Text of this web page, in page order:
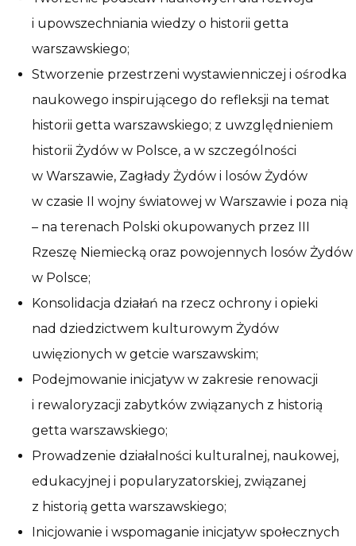
i upowszechniania wiedzy o historii getta
warszawskiego;
Stworzenie przestrzeni wystawienniczej i ośrodka
naukowego inspirującego do refleksji na temat
historii getta warszawskiego; z uwzględnieniem
historii Żydów w Polsce, a w szczególności
w Warszawie, Zagłady Żydów i losów Żydów
w czasie II wojny światowej w Warszawie i poza nią
– na terenach Polski okupowanych przez III
Rzeszę Niemiecką oraz powojennych losów Żydów
w Polsce;
Konsolidacja działań na rzecz ochrony i opieki
nad dziedzictwem kulturowym Żydów
uwięzionych w getcie warszawskim;
Podejmowanie inicjatyw w zakresie renowacji
i rewaloryzacji zabytków związanych z historią
getta warszawskiego;
Prowadzenie działalności kulturalnej, naukowej,
edukacyjnej i popularyzatorskiej, związanej
z historią getta warszawskiego;
Inicjowanie i wspomaganie inicjatyw społecznych